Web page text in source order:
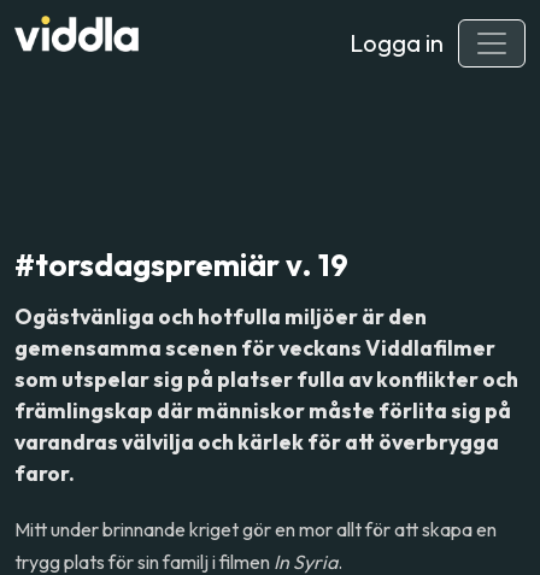
Logga in
#torsdagspremiär v. 19
Ogästvänliga och hotfulla miljöer är den
gemensamma scenen för veckans Viddlafilmer
som utspelar sig på platser fulla av konflikter och
främlingskap där människor måste förlita sig på
varandras välvilja och kärlek för att överbrygga
faror.
Mitt under brinnande kriget gör en mor allt för att skapa en
trygg plats för sin familj i filmen In Syria.